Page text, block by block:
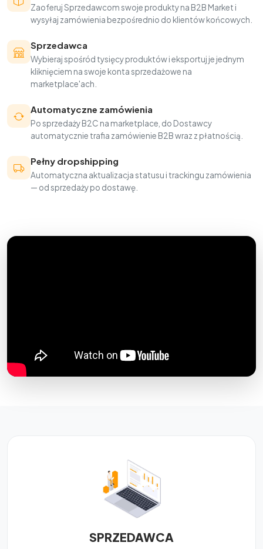
Zaoferuj Sprzedawcom swoje produkty na B2B Market i
wysyłaj zamówienia bezpośrednio do klientów końcowych.
Sprzedawca
Wybieraj spośród tysięcy produktów i eksportuj je jednym
kliknięciem na swoje konta sprzedażowe na
marketplace'ach.
Automatyczne zamówienia
Po sprzedaży B2C na marketplace, do Dostawcy
automatycznie trafia zamówienie B2B wraz z płatnością.
Pełny dropshipping
Automatyczna aktualizacja statusu i trackingu zamówienia
— od sprzedaży po dostawę.
SPRZEDAWCA